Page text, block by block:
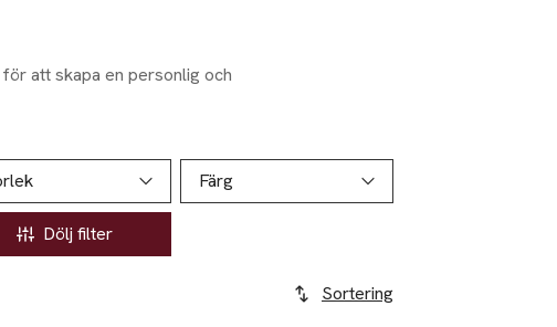
att skapa en personlig och
Färg
Dölj filter
Sortering